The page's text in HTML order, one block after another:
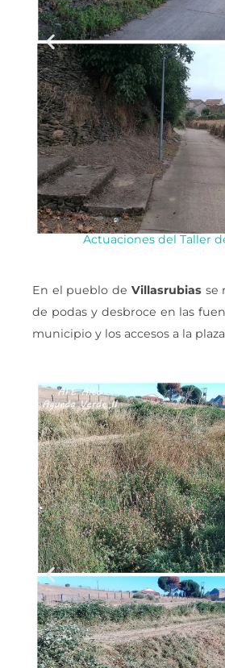
Actuaciones del Taller
En el pueblo de Villasrubiasse
de podas y desbroce en las
municipio y los accesos a la